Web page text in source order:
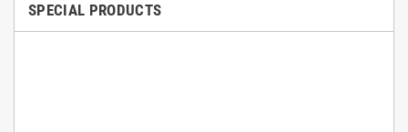
SPECIAL PRODUCTS